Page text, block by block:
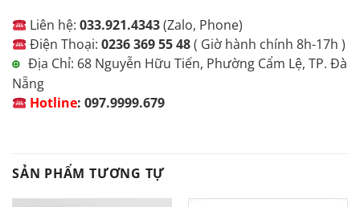
Liên hệ: 033.921.4343(Zalo, Phone)
Điện Thoại: 0236 369 55 48( Giờ hành chính 8h-17h )
⊕ Địa Chỉ: 68 Nguyễn Hữu Tiến, Phường Cẩm Lệ, TP. Đà
Nẵng
Hotline: 097.9999.679
SẢN PHẨM TƯƠNG TỰ